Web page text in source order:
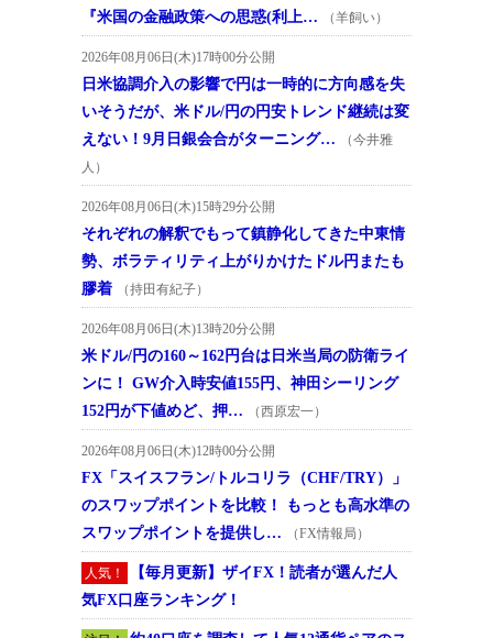
『米国の金融政策への思惑(利上…
（羊飼い）
2026年08月06日(木)17時00分公開
日米協調介入の影響で円は一時的に方向感を失
いそうだが、米ドル/円の円安トレンド継続は変
えない！9月日銀会合がターニング…
（今井雅
人）
2026年08月06日(木)15時29分公開
それぞれの解釈でもって鎮静化してきた中東情
勢、ボラティリティ上がりかけたドル円またも
膠着
（持田有紀子）
2026年08月06日(木)13時20分公開
米ドル/円の160～162円台は日米当局の防衛ライ
ンに！ GW介入時安値155円、神田シーリング
152円が下値めど、押…
（西原宏一）
2026年08月06日(木)12時00分公開
FX「スイスフラン/トルコリラ（CHF/TRY）」
のスワップポイントを比較！ もっとも高水準の
スワップポイントを提供し…
（FX情報局）
人気！
【毎月更新】ザイFX！読者が選んだ人
気FX口座ランキング！